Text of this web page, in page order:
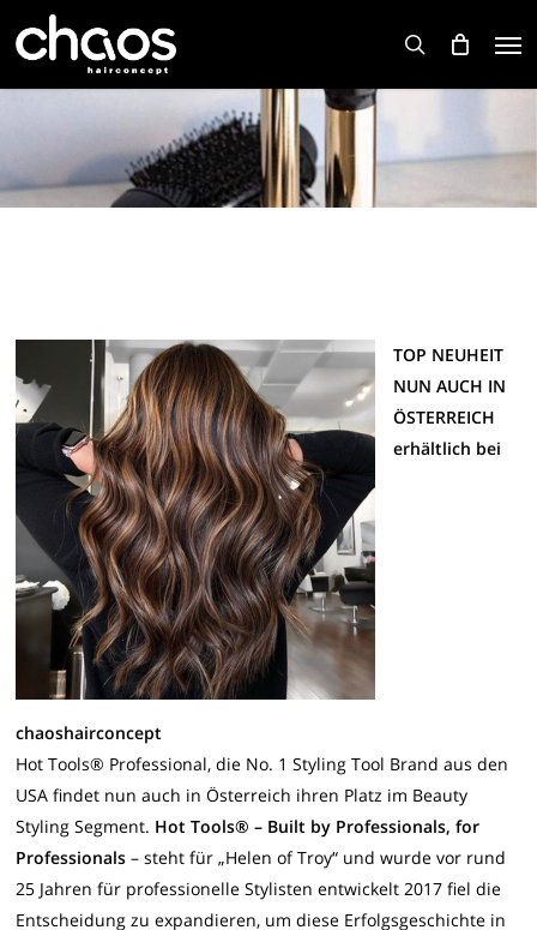
search
TOP NEUHEIT
NUN AUCH IN
ÖSTERREICH
erhältlich bei
chaoshairconcept
Hot Tools® Professional, die No. 1 Styling Tool Brand aus den
USA findet nun auch in Österreich ihren Platz im Beauty
Styling Segment. Hot Tools® – Built by Professionals, for
Professionals – steht für „Helen of Troy“ und wurde vor rund
25 Jahren für professionelle Stylisten entwickelt 2017 fiel die
Entscheidung zu expandieren, um diese Erfolgsgeschichte in